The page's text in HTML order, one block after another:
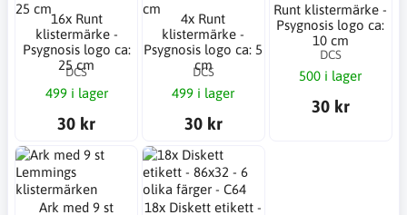
16x Runt
klistermärke -
Psygnosis logo ca:
25 cm
DCS
499 i lager
30 kr
4x Runt
klistermärke -
Psygnosis logo ca: 5
cm
DCS
499 i lager
30 kr
Runt klistermärke -
Psygnosis logo ca:
10 cm
DCS
500 i lager
30 kr
Ark med 9 st
18x Diskett etikett -